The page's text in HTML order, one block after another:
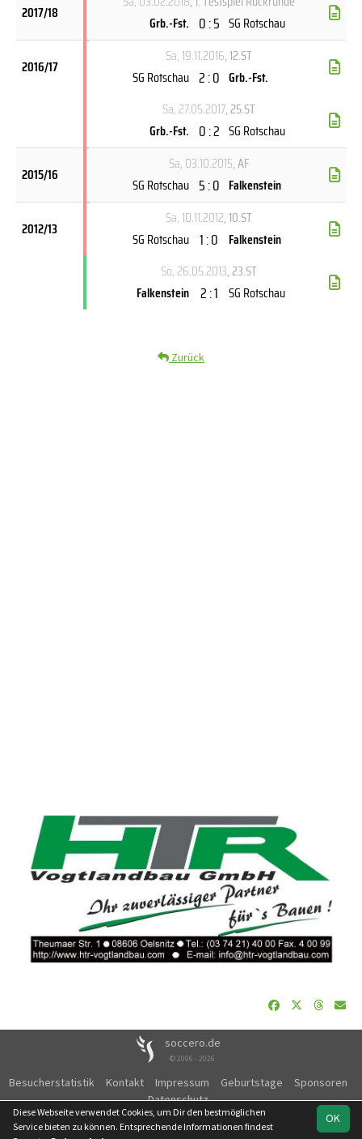
2017/18
Grb.-Fst. 0 : 5 SG Rotschau
2016/17
Sa, 19.11.2016, 12.ST
SG Rotschau 2 : 0 Grb.-Fst.
Sa, 27.05.2017, 25.ST
Grb.-Fst. 0 : 2 SG Rotschau
2015/16
Sa, 03.10.2015, AF
SG Rotschau 5 : 0 Falkenstein
2012/13
Sa, 10.11.2012, 10.ST
SG Rotschau 1 : 0 Falkenstein
So, 26.05.2013, 23.ST
Falkenstein 2 : 1 SG Rotschau
Zurück
soccero.de
© 2006 - 2026
Besucherstatistik Kontakt Impressum Geburtstage
Sponsoren
Datenschutz
OK
Diese Webseite verwendet Cookies, um Dir den bestmöglichen
Service bieten zu können. Entsprechende Informationen findest